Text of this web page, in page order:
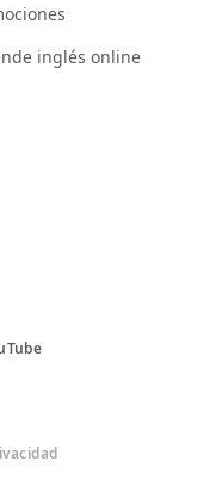
inglés online